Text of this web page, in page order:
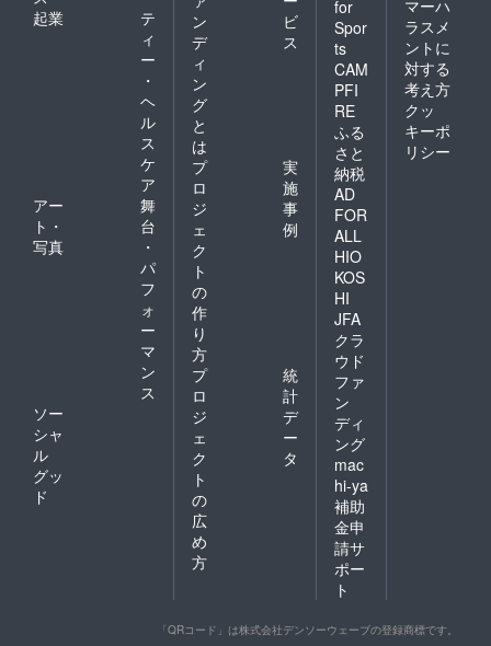
起業
テ
ィ
ー
・
ヘ
ル
ス
ケ
ア
アー
ト・
写真
舞
台
・
パ
フ
ォ
ー
マ
ン
ス
ソー
シャ
ル
グッ
ド
ン
デ
ィ
ン
グ
と
は
ビ
ス
プ
ロ
ジ
ェ
ク
ト
の
作
り
方
実
施
事
例
プ
ロ
ジ
ェ
ク
ト
の
広
め
方
統
計
デ
ー
タ
for
Spor
ts
CAM
PFI
RE
ふる
さと
納税
AD
FOR
ALL
HIO
KOS
HI
JFA
クラ
ウド
ファ
ン
ディ
ング
mac
hi-ya
補助
金申
請サ
ポー
ト
マーハ
ラスメ
ントに
対する
考え方
クッ
キーポ
リシー
「QRコード」は株式会社デンソーウェーブの登録商標です。